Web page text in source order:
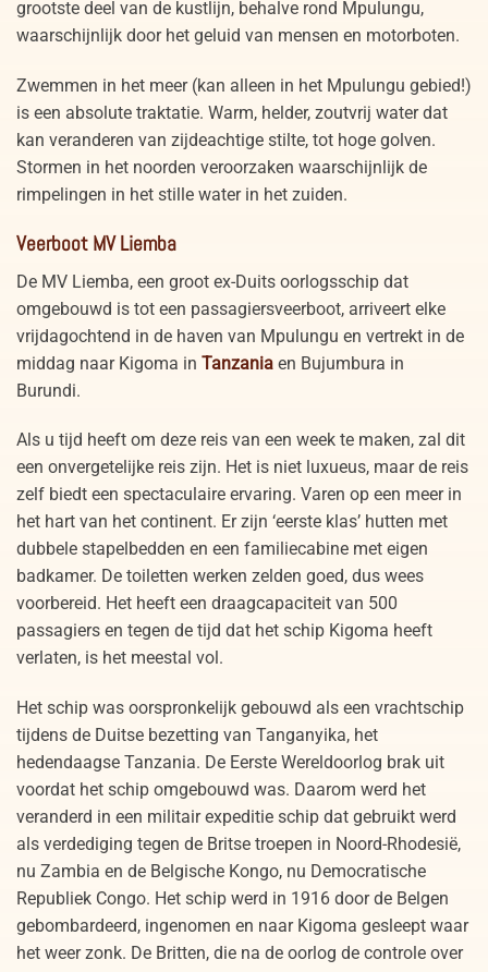
grootste deel van de kustlijn, behalve rond Mpulungu,
waarschijnlijk door het geluid van mensen en motorboten.
Zwemmen in het meer (kan alleen in het Mpulungu gebied!)
is een absolute traktatie. Warm, helder, zoutvrij water dat
kan veranderen van zijdeachtige stilte, tot hoge golven.
Stormen in het noorden veroorzaken waarschijnlijk de
rimpelingen in het stille water in het zuiden.
Veerboot MV Liemba
De MV Liemba, een groot ex-Duits oorlogsschip dat
omgebouwd is tot een passagiersveerboot, arriveert elke
vrijdagochtend in de haven van Mpulungu en vertrekt in de
middag naar Kigoma in Tanzania en Bujumbura in
Burundi.
Als u tijd heeft om deze reis van een week te maken, zal dit
een onvergetelijke reis zijn. Het is niet luxueus, maar de reis
zelf biedt een spectaculaire ervaring. Varen op een meer in
het hart van het continent. Er zijn ‘eerste klas’ hutten met
dubbele stapelbedden en een familiecabine met eigen
badkamer. De toiletten werken zelden goed, dus wees
voorbereid. Het heeft een draagcapaciteit van 500
passagiers en tegen de tijd dat het schip Kigoma heeft
verlaten, is het meestal vol.
Het schip was oorspronkelijk gebouwd als een vrachtschip
tijdens de Duitse bezetting van Tanganyika, het
hedendaagse Tanzania. De Eerste Wereldoorlog brak uit
voordat het schip omgebouwd was. Daarom werd het
veranderd in een militair expeditie schip dat gebruikt werd
als verdediging tegen de Britse troepen in Noord-Rhodesië,
nu Zambia en de Belgische Kongo, nu Democratische
Republiek Congo. Het schip werd in 1916 door de Belgen
gebombardeerd, ingenomen en naar Kigoma gesleept waar
het weer zonk. De Britten, die na de oorlog de controle over